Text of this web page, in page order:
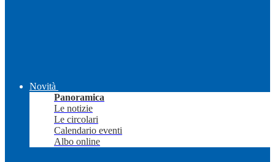
Novità
Panoramica
Le notizie
Le circolari
Calendario eventi
Albo online